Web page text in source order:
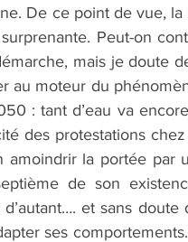
De ce point de vue,
Peut-on
mais je doute
au moteur du
: tant d’eau va
des protestations
amoindrir la portée
de son
et sans
ses